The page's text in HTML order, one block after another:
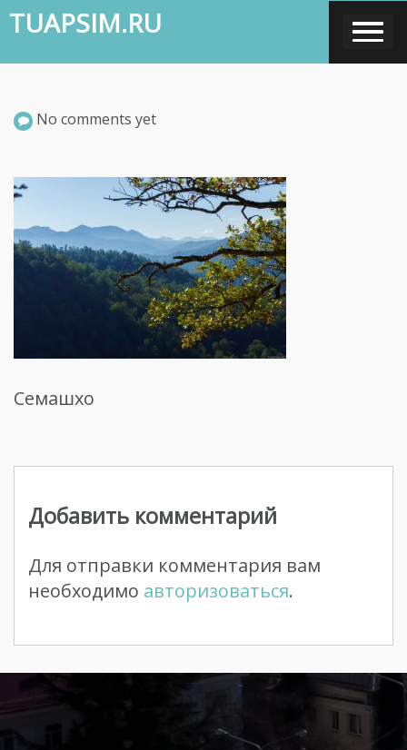
Skip
to
content
TUAPSIM.RU
No comments yet
Семашхо
Навигация
записям
Добавить комментарий
Для отправки комментария вам
необходимо авторизоваться.